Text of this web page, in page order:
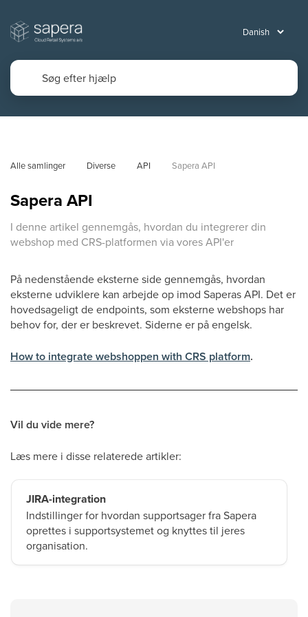
Alle samlinger Diverse API Sapera API
Sapera API
I denne artikel gennemgås, hvordan du integrerer din
webshop med CRS-platformen via vores API'er
På nedenstående eksterne side gennemgås, hvordan
eksterne udviklere kan arbejde op imod Saperas API. Det er
hovedsageligt de endpoints, som eksterne webshops har
behov for, der er beskrevet. Siderne er på engelsk.
How to integrate webshoppen with CRS platform.
Vil du vide mere?
Læs mere i disse relaterede artikler:
JIRA-integration
Indstillinger for hvordan supportsager fra Sapera
oprettes i supportsystemet og knyttes til jeres
organisation.